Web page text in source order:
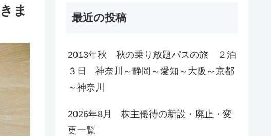
ま 最近の投稿
2013年秋 秋の乗り放題パスの旅 ２泊
３日 神奈川～静岡～愛知～大阪～京都
～神奈川
2026年8月 株主優待の新設・廃止・変
更一覧